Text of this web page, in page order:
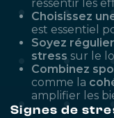
ressentir les
Choisissez
est essentiel
Soyez régulier
stress sur le
Combinez
comme la
amplifier les
Signes de